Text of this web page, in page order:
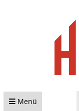
Menü